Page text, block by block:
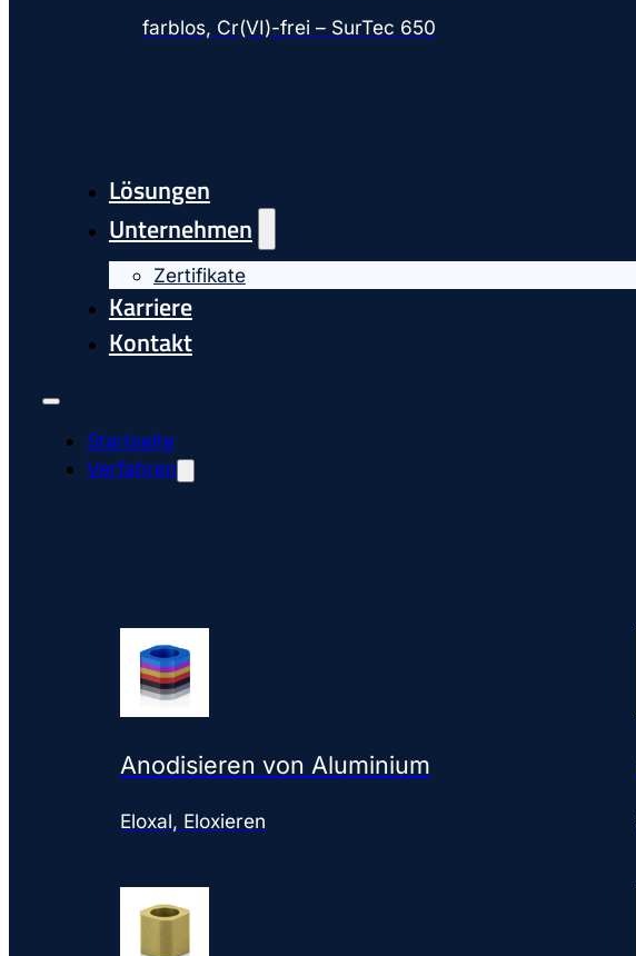
farblos, Cr(VI)-frei – SurTec 650
Lösungen
Unternehmen
Zertifikate
Karriere
Kontakt
Startseite
Verfahren
Anodisieren von Aluminium
Eloxal, Eloxieren